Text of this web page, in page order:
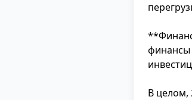
финансы
В целом,